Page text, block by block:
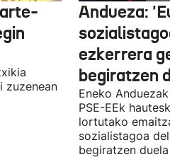
zuzenean
Andueza:
ezkerrera
begiratzen
Eneko
PSE-EEk
lortutako
sozialistagoa
begiratzen